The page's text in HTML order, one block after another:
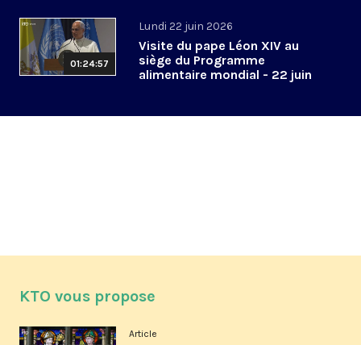
01:24:57
Lundi 22 juin 2026
Visite du pape Léon XIV au
siège du Programme
alimentaire mondial - 22 juin
KTO vous propose
Article